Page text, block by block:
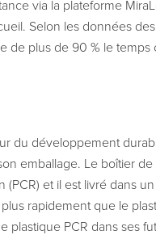
via la plateforme
Selon les données
de plus de 90 % le
du développement
emballage. Le boîtier
et il est livré dans
rapidement que le
plastique PCR dans ses